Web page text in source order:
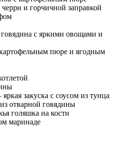
и горчичной заправкой
с яркими овощами и
пюре и ягодным
закуска с соусом из тунца
отварной говядины
голяшка на кости
маринаде